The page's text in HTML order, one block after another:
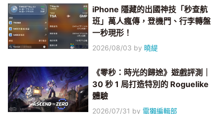
iPhone 隱藏的出國神技「秒查航
班」萬人瘋傳，登機門、行李轉盤
一秒現形！
2026/08/03 by 曉緹
《零秒：時光的歸途》遊戲評測｜
30 秒 1 局打造特別的 Roguelike
體驗
2026/07/31 by 電獺編輯部